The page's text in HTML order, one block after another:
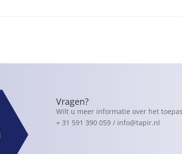
Vragen?
Wilt u meer informatie over het
+ 31 591 390 059 / info@tapir.nl